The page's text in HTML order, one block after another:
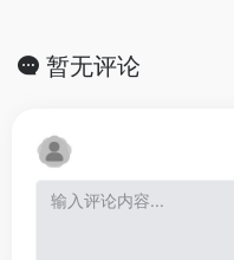
暂无评论